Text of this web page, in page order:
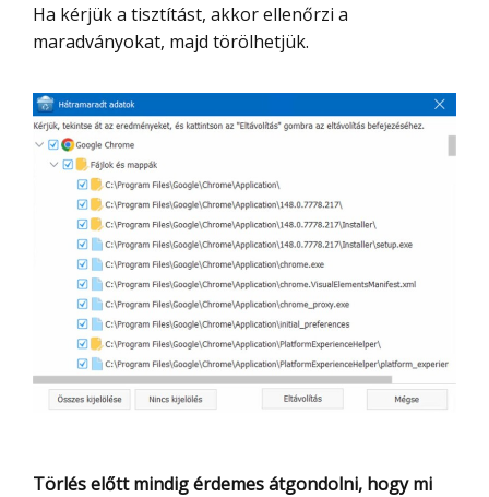
Ha kérjük a tisztítást, akkor ellenőrzi a
maradványokat, majd törölhetjük.
Törlés előtt mindig érdemes átgondolni, hogy mi